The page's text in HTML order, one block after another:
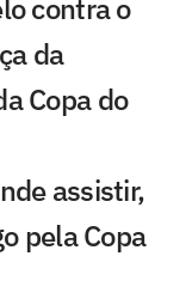
contra o
da
Copa do
assistir,
pela Copa